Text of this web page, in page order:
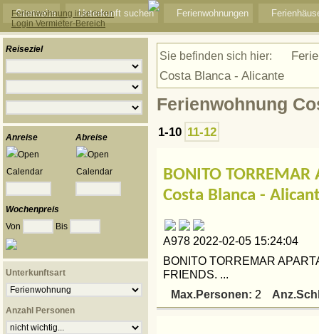
Ferienwohnung inserieren
Login Vermieter-Bereich
Startseite Unterkunft suchen Ferienwohnungen
Reiseziel
Anreise Abreise
Wochenpreis
Von
Bis
Unterkunftsart
Anzahl Personen
Sie befinden sich hier:
Costa Blanca - Alicante
Ferienwohnung
1-10 11-12
BONITO
Costa Blanca -
A978 2022-02-05 15:24:04
BONITO TORREMAR
FRIENDS. ...
Max.Personen: 2